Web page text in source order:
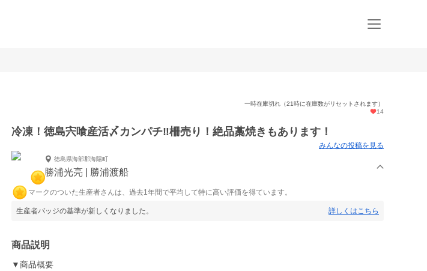
一時在庫切れ（21時に在庫数がリセットされます）
14
冷凍！徳島宍喰産活〆カンパチ‼️柵売り！絶品藁焼きもあります！
みんなの投稿を見る
徳島県海部郡海陽町
勝浦光亮 | 勝浦渡船
マークのついた生産者さんは、過去1年間で平均して特に高い評価を得ています。
生産者バッジの基準が新しくなりました。 詳しくはこちら
商品説明
▼商品概要